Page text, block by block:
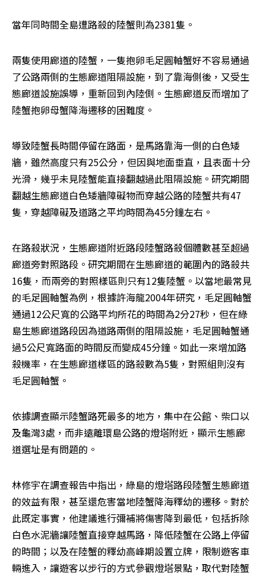
當年同時間全島遭路殺的陸蟹則為2381隻。
兩隻使用廊道的陸蟹，一隻抱卵毛足圓軸蟹好不容易通過
了公路兩側的生態廊道阻隔設施，到了靠海側後，又受生
態廊道設施誤導，重新回到內陸側。生態廊道反而增加了
陸蟹抱卵母蟹降海遷移的困難度。
導致陸蟹長時間停留在路面，是馬路靠海一側的白色矮
牆，雖然高度只有25公分，但因與地面垂直，且表面十分
光滑，幾乎未見陸蟹能直接翻越過此阻隔設施。研究期間
翻越生態廊道白色矮牆障礙物而穿越公路的陸蟹共有47
隻，穿越障礙及道路之平均時間為45分鐘左右。
在路殺狀況，生態廊道附近路段陸蟹路殺個體數甚至超過
廊道旁對照路段。研究期間在生態廊道的範圍內的路殺共
16隻，而兩旁的對照樣區則只有12隻陸蟹。以當地最常見
的毛足圓軸蟹為例，根據許海龍2004年研究，毛足圓軸蟹
通過12公尺寬的公路平均所花的時間為2分27秒，但在綠
島生態廊道路段因為道路兩側的阻隔設施，毛足圓軸蟹通
過5公尺寬路面的時間反而變成45分鐘。如此一來增加路
殺機率，在生態廊道樣區的路殺數為5隻，對照組則沒有
毛足圓軸蟹。
依據調查顯示陸蟹路死最多的地方，集中在公館、柴口以
及龜灣3處，而非遠離環島公路的燈塔附近，顯示生態廊
道選址是有問題的。
林修宇在調查報告中指出，綠島的燈塔路段陸蟹生態廊道
的效益有限，甚至還危害當地陸蟹降海釋幼的遷移。對於
此既定事實，他建議進行彌補將傷害降到最低，包括拆除
白色水泥牆讓陸蟹直接穿越馬路，降低陸蟹在公路上停留
的時間；以及在陸蟹的釋幼高峰期設置立牌，限制遊客車
輛進入，讓遊客以步行的方式參觀燈塔景點，取代對陸蟹